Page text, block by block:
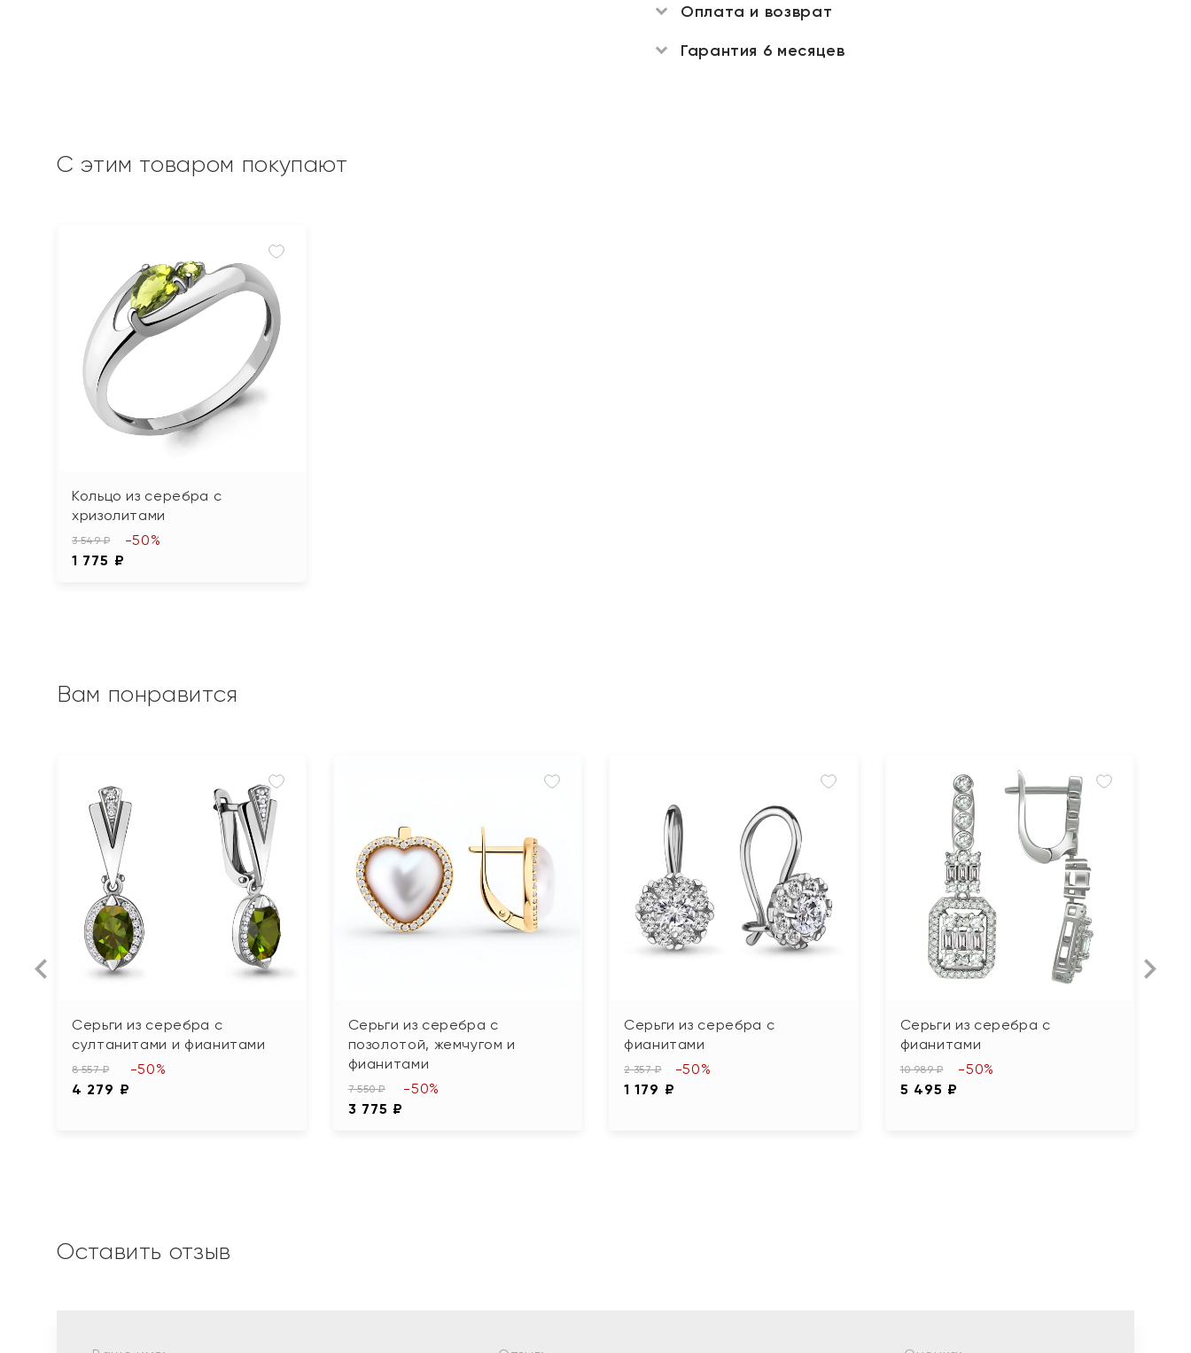
Оплата и возврат
Гарантия 6 месяцев
С этим товаром покупают
Кольцо из серебра с
хризолитами
3 549 ₽
1 775 ₽
-50%
Вам понравится
Серьги из серебра с
султанитами и фианитами
8 557 ₽
4 279 ₽
-50%
Серьги из серебра с
позолотой, жемчугом и
фианитами
7 550 ₽
3 775 ₽
-50%
Серьги из серебра с
фианитами
2 357 ₽
1 179 ₽
-50%
Серьги из серебра с
фианитами
10 989 ₽
5 495 ₽
-50%
Оставить отзыв